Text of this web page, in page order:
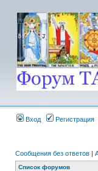
Вход Регистрация
Сообщения без ответов |
Список форумов